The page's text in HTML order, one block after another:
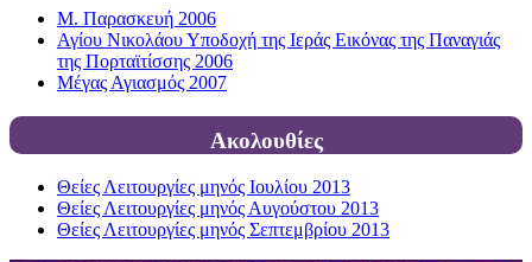
Μ. Παρασκευή 2006
Αγίου Νικολάου Υποδοχή της Ιεράς Εικόνας της Παναγιάς
της Πορταϊτίσσης 2006
Μέγας Αγιασμός 2007
Ακολουθίες
Θείες Λειτουργίες μηνός Ιουλίου 2013
Θείες Λειτουργίες μηνός Αυγούστου 2013
Θείες Λειτουργίες μηνός Σεπτεμβρίου 2013